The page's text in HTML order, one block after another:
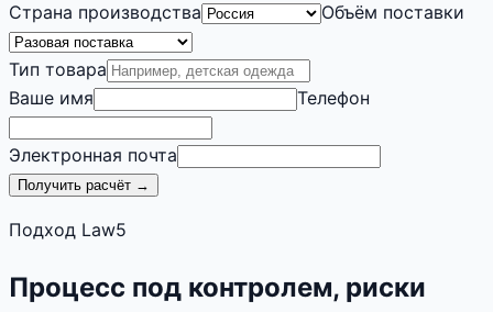
Страна производства Объём поставки
Тип товара
Ваше имя
Телефон
Электронная почта
Получить расчёт →
Подход Law5
Процесс под контролем, риски